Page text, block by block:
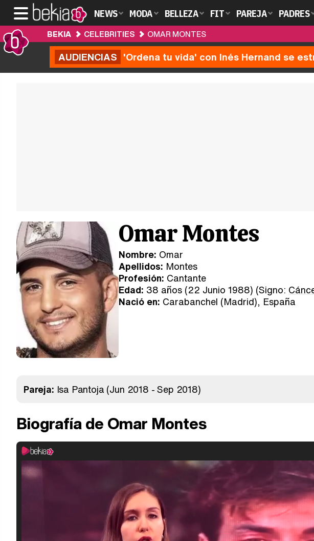
NEWS MODA BELLEZA FIT PAREJA PADRES
BEKIA CELEBRITIES OMAR MONTES
AUDIENCIAS 'Ordena tu vida' con Inés Hernand se
Omar Montes
Nombre: Omar
Apellidos: Montes
Profesión: Cantante
Edad: 38 años (22 Junio 1988) (Signo:
Nació en: Carabanchel (Madrid), España
Pareja: Isa Pantoja (Jun 2018 - Sep 2018)
Biografía de Omar Montes